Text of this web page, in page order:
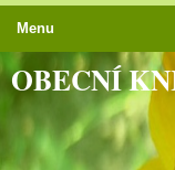
OBECNÍ
Menu